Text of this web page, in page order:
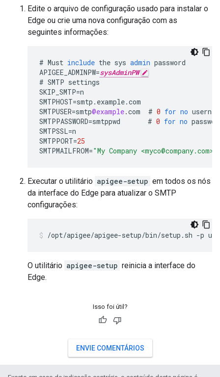
Edite o arquivo de configuração usado para instalar o
Edge ou crie uma nova configuração com as
seguintes informações:
# Must include the sys admin password
APIGEE_ADMINPW=sysAdminPW
# SMTP settings
SKIP_SMTP=n
SMTPHOST=smtp . example.com
SMTPUSER=smtp@example.com # 0 for no
SMTPPASSWORD=smtppwd # 0 for no
SMTPSSL=n
SMTPPORT=25
SMTPMAILFROM="My Company <myco@company.com>"
Executar o utilitário apigee-setup em todos os nós
da interface do Edge para atualizar o SMTP
configurações:
/opt/apigee/apigee-setup/bin/setup.sh -p
O utilitário apigee-setup reinicia a interface do
Edge.
Isso foi útil?
ENVIE COMENTÁRIOS